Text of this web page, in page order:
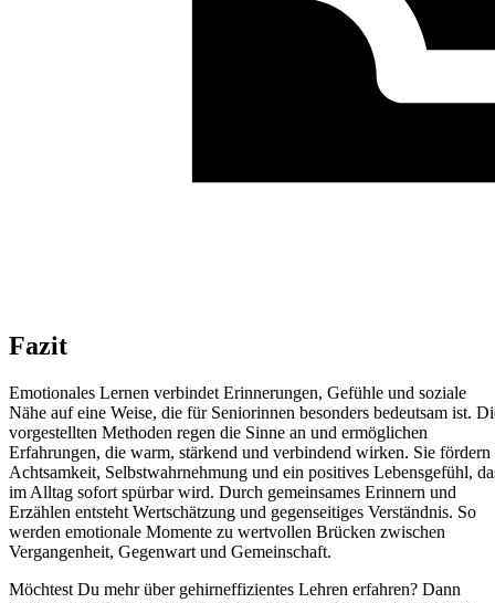
Fazit
Emotionales Lernen verbindet Erinnerungen, Gefühle und soziale
Nähe auf eine Weise, die für Seniorinnen besonders bedeutsam ist.
vorgestellten Methoden regen die Sinne an und ermöglichen
Erfahrungen, die warm, stärkend und verbindend wirken. Sie fördern
Achtsamkeit, Selbstwahrnehmung und ein positives Lebensgefühl,
im Alltag sofort spürbar wird. Durch gemeinsames Erinnern und
Erzählen entsteht Wertschätzung und gegenseitiges Verständnis. So
werden emotionale Momente zu wertvollen Brücken zwischen
Vergangenheit, Gegenwart und Gemeinschaft.
Möchtest Du mehr über gehirneffizientes Lehren erfahren? Dann